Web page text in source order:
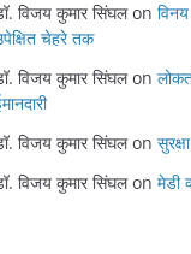
विजय कुमार सिंघलon
चेहरे तक
विजय कुमार सिंघलon
विजय कुमार सिंघलon
विजय कुमार सिंघलon मेडी